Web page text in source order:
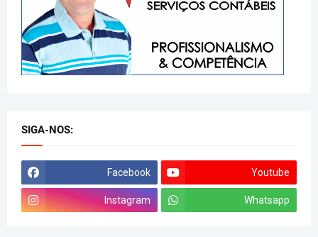
SIGA-NOS:
Facebook Youtube
Instagram Whatsapp